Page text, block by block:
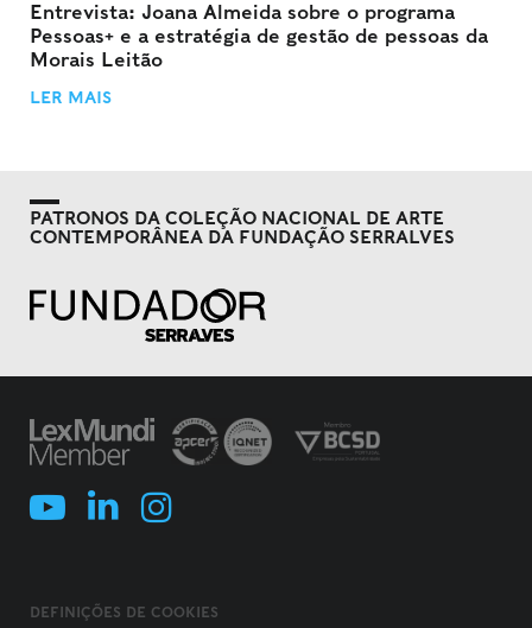
Entrevista: Joana Almeida sobre o programa
Pessoas+ e a estratégia de gestão de pessoas da
Morais Leitão
LER MAIS
PATRONOS DA COLEÇÃO NACIONAL DE ARTE
CONTEMPORÂNEA DA FUNDAÇÃO SERRALVES
DEFINIÇÕES DE COOKIES